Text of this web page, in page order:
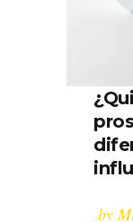
by